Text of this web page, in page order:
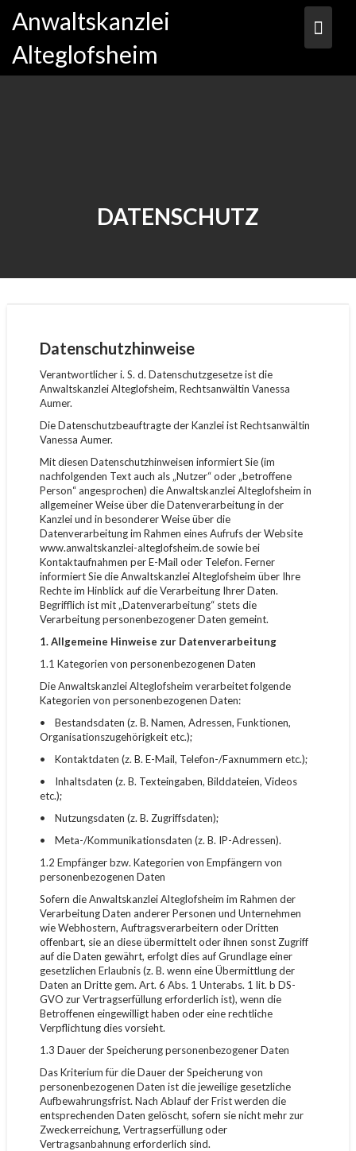
content
Anwaltskanzlei
Alteglofsheim
DATENSCHUTZ
Datenschutzhinweise
Verantwortlicher i. S. d. Datenschutzgesetze ist die
Anwaltskanzlei Alteglofsheim, Rechtsanwältin Vanessa
Aumer.
Die Datenschutzbeauftragte der Kanzlei ist Rechtsanwältin
Vanessa Aumer.
Mit diesen Datenschutzhinweisen informiert Sie (im
nachfolgenden Text auch als „Nutzer“ oder „betroffene
Person“ angesprochen) die Anwaltskanzlei Alteglofsheim in
allgemeiner Weise über die Datenverarbeitung in der
Kanzlei und in besonderer Weise über die
Datenverarbeitung im Rahmen eines Aufrufs der Website
www.anwaltskanzlei-alteglofsheim.de sowie bei
Kontaktaufnahmen per E-Mail oder Telefon. Ferner
informiert Sie die Anwaltskanzlei Alteglofsheim über Ihre
Rechte im Hinblick auf die Verarbeitung Ihrer Daten.
Begrifflich ist mit „Datenverarbeitung“ stets die
Verarbeitung personenbezogener Daten gemeint.
1. Allgemeine Hinweise zur Datenverarbeitung
1.1 Kategorien von personenbezogenen Daten
Die Anwaltskanzlei Alteglofsheim verarbeitet folgende
Kategorien von personenbezogenen Daten:
• Bestandsdaten (z. B. Namen, Adressen, Funktionen,
Organisationszugehörigkeit etc.);
• Kontaktdaten (z. B. E-Mail, Telefon-/Faxnummern etc.);
• Inhaltsdaten (z. B. Texteingaben, Bilddateien, Videos
etc.);
• Nutzungsdaten (z. B. Zugriffsdaten);
• Meta-/Kommunikationsdaten (z. B. IP-Adressen).
1.2 Empfänger bzw. Kategorien von Empfängern von
personenbezogenen Daten
Sofern die Anwaltskanzlei Alteglofsheim im Rahmen der
Verarbeitung Daten anderer Personen und Unternehmen
wie Webhostern, Auftragsverarbeitern oder Dritten
offenbart, sie an diese übermittelt oder ihnen sonst Zugriff
auf die Daten gewährt, erfolgt dies auf Grundlage einer
gesetzlichen Erlaubnis (z. B. wenn eine Übermittlung der
Daten an Dritte gem. Art. 6 Abs. 1 Unterabs. 1 lit. b DS-
GVO zur Vertragserfüllung erforderlich ist), wenn die
Betroffenen eingewilligt haben oder eine rechtliche
Verpflichtung dies vorsieht.
1.3 Dauer der Speicherung personenbezogener Daten
Das Kriterium für die Dauer der Speicherung von
personenbezogenen Daten ist die jeweilige gesetzliche
Aufbewahrungsfrist. Nach Ablauf der Frist werden die
entsprechenden Daten gelöscht, sofern sie nicht mehr zur
Zweckerreichung, Vertragserfüllung oder
Vertragsanbahnung erforderlich sind.